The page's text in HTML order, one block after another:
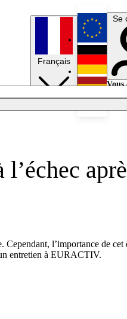
Français
Se
Vous
l’importance de
entretien à EURACTIV.